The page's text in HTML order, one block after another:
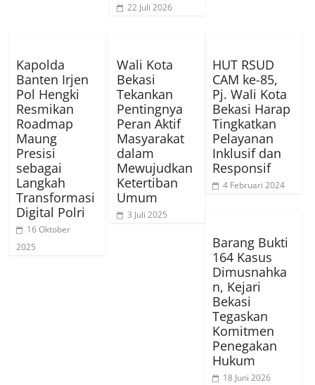
22 Juli 2026
Kapolda
Banten Irjen
Pol Hengki
Resmikan
Roadmap
Maung
Presisi
sebagai
Langkah
Transformasi
Digital Polri
16 Oktober
2025
Wali Kota
Bekasi
Tekankan
Pentingnya
Peran Aktif
Masyarakat
dalam
Mewujudkan
Ketertiban
Umum
3 Juli 2025
HUT RSUD
CAM ke-85,
Pj. Wali Kota
Bekasi Harap
Tingkatkan
Pelayanan
Inklusif dan
Responsif
4 Februari 2024
Barang Bukti
164 Kasus
Dimusnahka
n, Kejari
Bekasi
Tegaskan
Komitmen
Penegakan
Hukum
18 Juni 2026